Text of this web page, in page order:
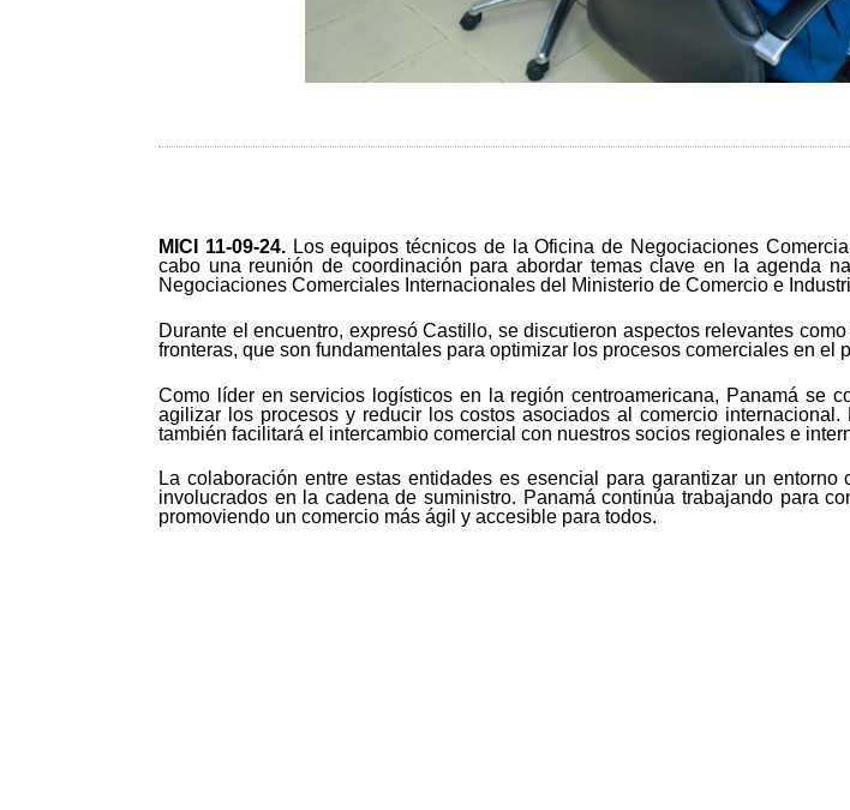
MICI 11-09-24. Los equipos técnicos de la Oficina de Negociaciones
cabo una reunión de coordinación para abordar temas clave en la agenda
Negociaciones Comerciales Internacionales del Ministerio de Comercio e
Durante el encuentro, expresó Castillo, se discutieron aspectos relevantes
fronteras, que son fundamentales para optimizar los procesos comerciales en el
Como líder en servicios logísticos en la región centroamericana, Panamá se
agilizar los procesos y reducir los costos asociados al comercio
también facilitará el intercambio comercial con nuestros socios regionales e
La colaboración entre estas entidades es esencial para garantizar un
involucrados en la cadena de suministro. Panamá continúa trabajando para
promoviendo un comercio más ágil y accesible para todos.